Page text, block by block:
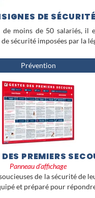
DE SÉCURITÉ
moins de 50 salariés, il
sécurité imposées par la
Prévention
PREMIERS
Panneau d'affichage
de la sécurité de
et préparé pour